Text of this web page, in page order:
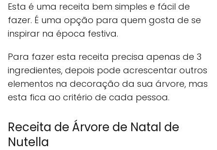
Esta é uma receita bem simples e fácil de
fazer. É uma opção para quem gosta de se
inspirar na época festiva.
Para fazer esta receita precisa apenas de 3
ingredientes, depois pode acrescentar outros
elementos na decoração da sua árvore, mas
esta fica ao critério de cada pessoa.
Receita de Árvore de Natal de
Nutella